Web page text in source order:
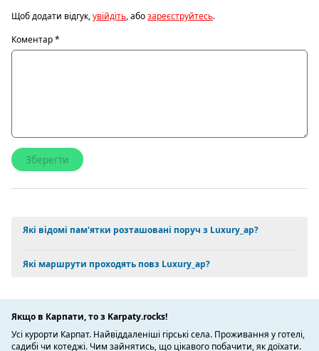
Щоб додати відгук,увійдіть, абозареєструйтесь.
Коментар*
Які відомі пам'ятки розташовані поруч з Luxury_ap?
Які маршрути проходять повз Luxury_ap?
Якщо в Карпати, то з Karpaty.rocks!
Усі курорти Карпат. Найвіддаленіші гірські села. Проживання у готелі,
садибі чи котеджі. Чим зайнятись, що цікавого побачити, як доїхати.